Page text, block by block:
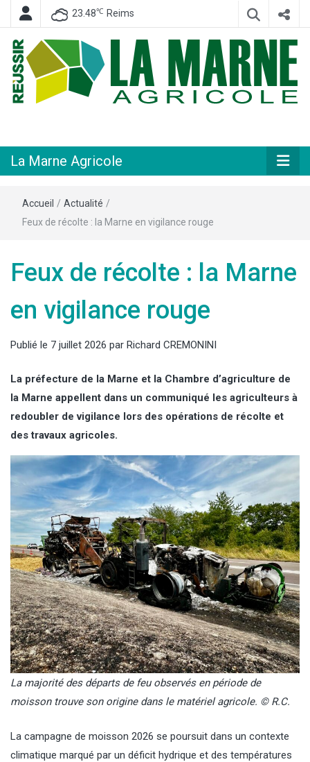
23.48℃ Reims
Agricole
La Marne Agricole
Accueil / Actualité /
Feux de récolte : la Marne en vigilance rouge
Feux de récolte : la Marne
en vigilance rouge
Publié le 7 juillet 2026 par Richard CREMONINI
La préfecture de la Marne et la Chambre d’agriculture de
la Marne appellent dans un communiqué les agriculteurs à
redoubler de vigilance lors des opérations de récolte et
des travaux agricoles.
La majorité des départs de feu observés en période de
moisson trouve son origine dans le matériel agricole. © R.C.
La campagne de moisson 2026 se poursuit dans un contexte
climatique marqué par un déficit hydrique et des températures